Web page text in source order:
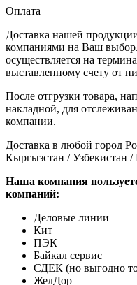
Оплата
Доставка нашей
компаниями на Ваш выбор.
осуществляется на
выставленному счету от
После отгрузки товара,
накладной, для
компании.
Доставка в любой город
Кыргызстан / Узбекистан /
Наша компания
компаний:
Деловые линии
Кит
ПЭК
Байкал сервис
СДЕК (но выгодно
ЖелДор